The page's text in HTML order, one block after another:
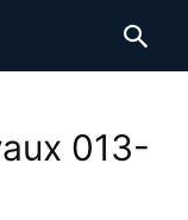
013-